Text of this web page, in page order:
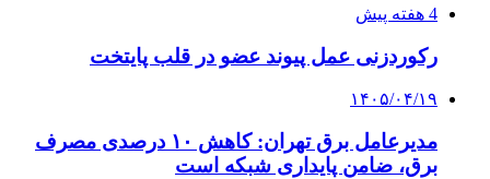
4 هفته پیش
رکوردزنی عمل پیوند عضو در قلب پایتخت
۱۴۰۵/۰۴/۱۹
مدیرعامل برق تهران: کاهش ۱۰ درصدی مصرف
برق، ضامن پایداری شبکه است